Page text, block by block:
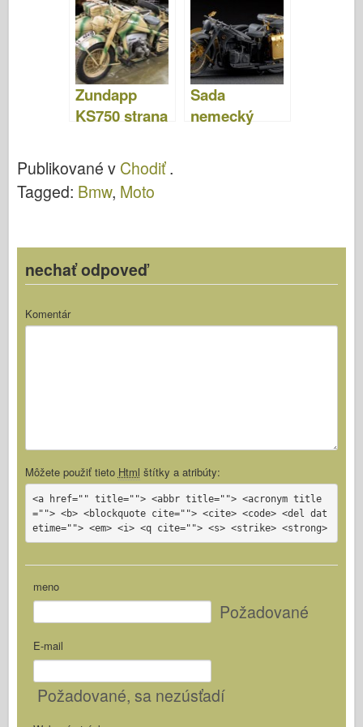
vozíkom –
Lion Roar
LR3510
Zundapp
KS750 strana
Sada
nemecký
PE35093
Publikované v Chodiť.
Tagged: Bmw, Moto
nechať odpoveď
Komentár
Môžete použiť tieto Html štítky a atribúty:
<a href="" title=""> <abbr title=""> <acronym title
=""> <b> <blockquote cite=""> <cite> <code> <del dat
etime=""> <em> <i> <q cite=""> <s> <strike> <strong>
meno
Požadované
E-mail
Požadované, sa nezúsťadí